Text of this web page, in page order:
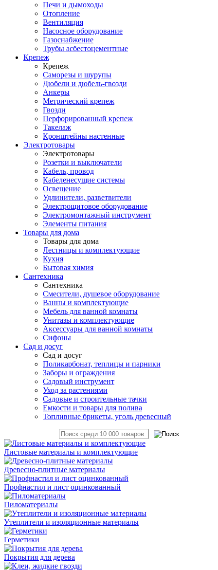
Печи и дымоходы
Отопление
Вентиляция
Насосное оборудование
Газоснабжение
Трубы асбестоцементные
Крепеж
Крепеж
Саморезы и шурупы
Дюбели и дюбель-гвозди
Анкеры
Метрический крепеж
Гвозди
Перфорированный крепеж
Такелаж
Кронштейны настенные
Электротовары
Электротовары
Розетки и выключатели
Кабель, провод
Кабеленесущие системы
Освещение
Удлинители, разветвители
Электрощитовое оборудование
Электромонтажный инструмент
Элементы питания
Товары для дома
Товары для дома
Лестницы и комплектующие
Кухня
Бытовая химия
Сантехника
Сантехника
Смесители, душевое оборудование
Ванны и комплектующие
Мебель для ванной комнаты
Унитазы и комплектующие
Аксессуары для ванной комнаты
Сифоны
Сад и досуг
Сад и досуг
Поликарбонат, теплицы и парники
Заборы и ограждения
Садовый инструмент
Уход за растениями
Садовые и строительные тачки
Емкости и товары для полива
Топливные брикеты, уголь древесный
Листовые материалы и комплектующие
Древесно-плитные материалы
Профнастил и лист оцинкованный
Пиломатериалы
Утеплители и изоляционные материалы
Герметики
Покрытия для дерева